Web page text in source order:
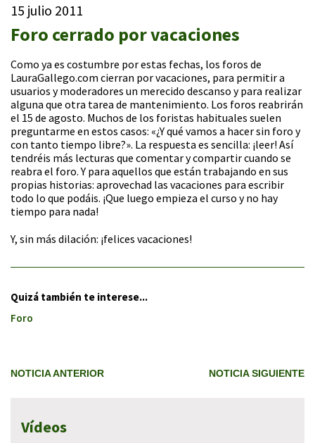
15 julio 2011
Foro cerrado por vacaciones
Como ya es costumbre por estas fechas, los foros de
LauraGallego.com cierran por vacaciones, para permitir a
usuarios y moderadores un merecido descanso y para realizar
alguna que otra tarea de mantenimiento. Los foros reabrirán
el 15 de agosto. Muchos de los foristas habituales suelen
preguntarme en estos casos: «¿Y qué vamos a hacer sin foro y
con tanto tiempo libre?». La respuesta es sencilla: ¡leer! Así
tendréis más lecturas que comentar y compartir cuando se
reabra el foro. Y para aquellos que están trabajando en sus
propias historias: aprovechad las vacaciones para escribir
todo lo que podáis. ¡Que luego empieza el curso y no hay
tiempo para nada!
Y, sin más dilación: ¡felices vacaciones!
Quizá también te interese...
Foro
NOTICIA ANTERIOR NOTICIA SIGUIENTE
Vídeos